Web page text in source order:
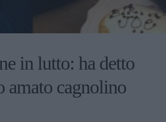
in lutto: ha detto
amato cagnolino